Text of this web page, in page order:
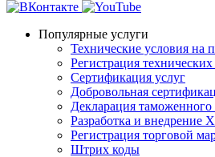
Популярные услуги
Технические условия на
Регистрация
Сертификация услуг
Добровольная
Декларация таможенного
Разработка и
Регистрация торговой
Штрих коды